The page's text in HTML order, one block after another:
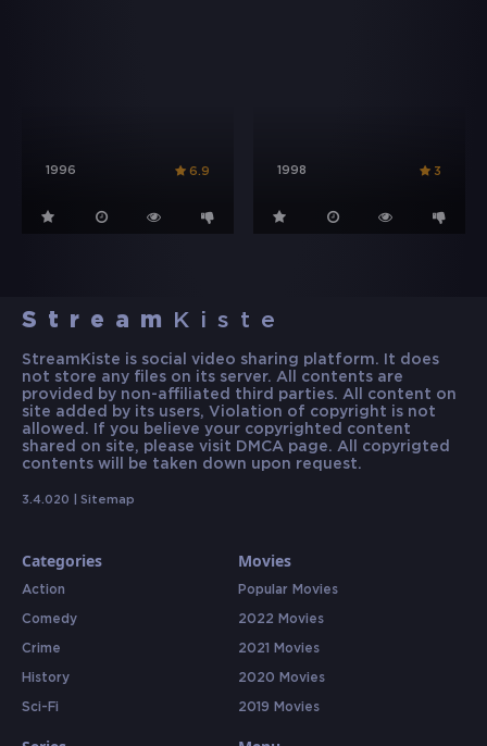
1996 6.9 1998 3
Stream Kiste
StreamKiste is social video sharing platform. It does
not store any files on its server. All contents are
provided by non-affiliated third parties. All content on
site added by its users, Violation of copyright is not
allowed. If you believe your copyrighted content
shared on site, please visit DMCA page. All copyrigted
contents will be taken down upon request.
3.4.020 | Sitemap
Categories
Action
Comedy
Crime
History
Sci-Fi
Movies
Popular Movies
2022 Movies
2021 Movies
2020 Movies
2019 Movies